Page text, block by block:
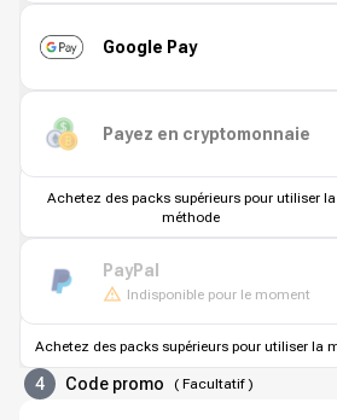
Google Pay
Payez en cryptomonnaie
Achetez des packs supérieurs pour utiliser la
méthode
PayPal
Indisponible pour le moment
Achetez des packs supérieurs pour utiliser la
4 Code promo ( Facultatif)